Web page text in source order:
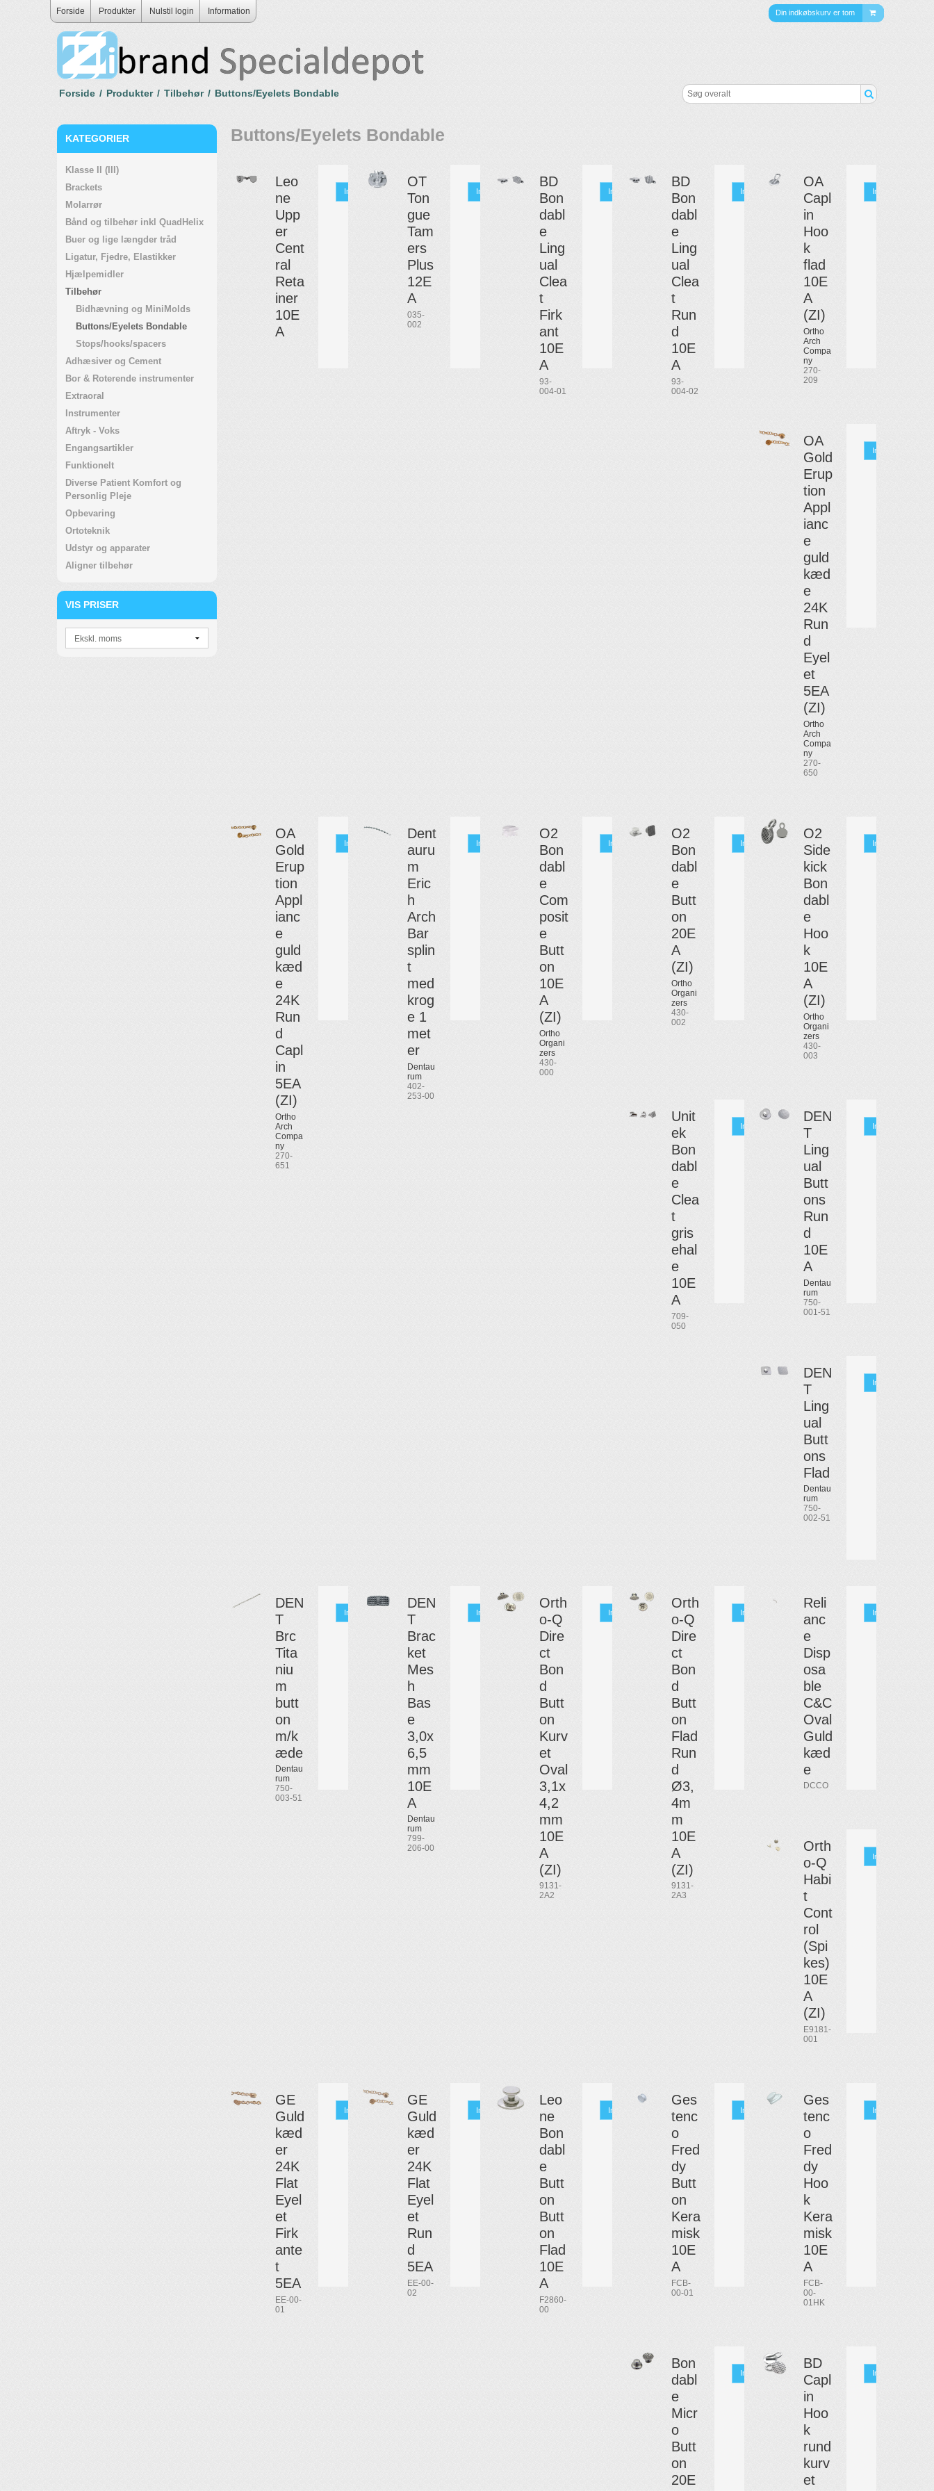
Forside Produkter Nulstil login Information Din indkøbskurv er tom
Forside / Produkter / Tilbehør / Buttons/Eyelets Bondable
KATEGORIER
Klasse II (III)
Brackets
Molarrør
Bånd og tilbehør inkl QuadHelix
Buer og lige længder tråd
Ligatur, Fjedre, Elastikker
Hjælpemidler
Tilbehør
Bidhævning og MiniMolds
Buttons/Eyelets Bondable
Stops/hooks/spacers
Adhæsiver og Cement
Bor & Roterende instrumenter
Extraoral
Instrumenter
Aftryk - Voks
Engangsartikler
Funktionelt
Diverse Patient Komfort og
Personlig Pleje
Opbevaring
Ortoteknik
Udstyr og apparater
Aligner tilbehør
VIS PRISER
Buttons/Eyelets Bondable
Leo
ne
Upp
er
Cent
ral
Reta
iner
10E
A
Info
OT
Ton
gue
Tam
ers
Plus
12E
A
035-
002
Info
BD
Bon
dabl
e
Ling
ual
Clea
t
Firk
ant
10E
A
93-
004-01
Info
BD
Bon
dabl
e
Ling
ual
Clea
t
Run
d
10E
A
93-
004-02
Info
OA
Capl
in
Hoo
k
flad
10E
A
(ZI)
Ortho
Arch
Compa
ny
270-
209
Info
OA
Gold
Erup
tion
Appl
ianc
e
guld
kæd
e
24K
Run
d
Eyel
et
5EA
(ZI)
Ortho
Arch
Compa
ny
270-
650
Info
OA
Gold
Erup
tion
Appl
ianc
e
guld
kæd
e
24K
Run
d
Capl
in
5EA
(ZI)
Ortho
Arch
Compa
ny
270-
651
Info
Dent
auru
m
Eric
h
Arch
Bar
splin
t
med
krog
e 1
met
er
Dentau
rum
402-
253-00
Info
O2
Bon
dabl
e
Com
posit
e
Butt
on
10E
A
(ZI)
Ortho
Organi
zers
430-
000
Info
O2
Bon
dabl
e
Butt
on
20E
A
(ZI)
Ortho
Organi
zers
430-
002
Info
O2
Side
kick
Bon
dabl
e
Hoo
k
10E
A
(ZI)
Ortho
Organi
zers
430-
003
Info
Unit
ek
Bon
dabl
e
Clea
t
gris
ehal
e
10E
A
709-
050
Info
DEN
T
Ling
ual
Butt
ons
Run
d
10E
A
Dentau
rum
750-
001-51
Info
DEN
T
Ling
ual
Butt
ons
Flad
Dentau
rum
750-
002-51
Info
DEN
T
Brc
Tita
niu
m
butt
on
m/k
æde
Dentau
rum
750-
003-51
Info
DEN
T
Brac
ket
Mes
h
Bas
e
3,0x
6,5
mm
10E
A
Dentau
rum
799-
206-00
Info
Orth
o-Q
Dire
ct
Bon
d
Butt
on
Kurv
et
Oval
3,1x
4,2
mm
10E
A
(ZI)
9131-
2A2
Info
Orth
o-Q
Dire
ct
Bon
d
Butt
on
Flad
Run
d
Ø3,
4m
m
10E
A
(ZI)
9131-
2A3
Info
Reli
anc
e
Disp
osa
ble
C&C
Oval
Guld
kæd
e
DCCO
Info
Orth
o-Q
Habi
t
Cont
rol
(Spi
kes)
10E
A
(ZI)
E9181-
001
Info
GE
Guld
kæd
er
24K
Flat
Eyel
et
Firk
ante
t
5EA
EE-00-
01
Info
GE
Guld
kæd
er
24K
Flat
Eyel
et
Run
d
5EA
EE-00-
02
Info
Leo
ne
Bon
dabl
e
Butt
on
Butt
on
Flad
10E
A
F2860-
00
Info
Ges
tenc
o
Fred
dy
Butt
on
Kera
misk
10E
A
FCB-
00-01
Info
Ges
tenc
o
Fred
dy
Hoo
k
Kera
misk
10E
A
FCB-
00-
01HK
Info
Bon
dabl
e
Micr
o
Butt
on
20E
Info
BD
Capl
in
Hoo
k
rund
kurv
et
Info